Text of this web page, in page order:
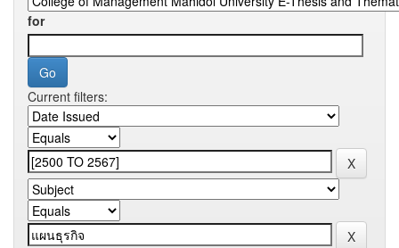
for
Current filters: